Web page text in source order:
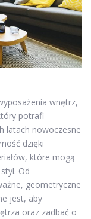
wnętrz,
potrafi
latach nowoczesne
dzięki
które mogą
Od
geometryczne
jest, aby
oraz zadbać o